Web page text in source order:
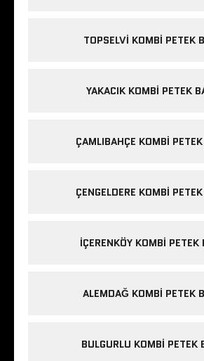
TOPSELVI KOMBI PETEK
YAKACIK KOMBI PETEK
ÇAMLIBAHÇE KOMBI
ÇENGELDERE KOMBI
IÇERENKÖY KOMBI PETEK
ALEMDAĞ KOMBI PETEK
BULGURLU KOMBI PETEK